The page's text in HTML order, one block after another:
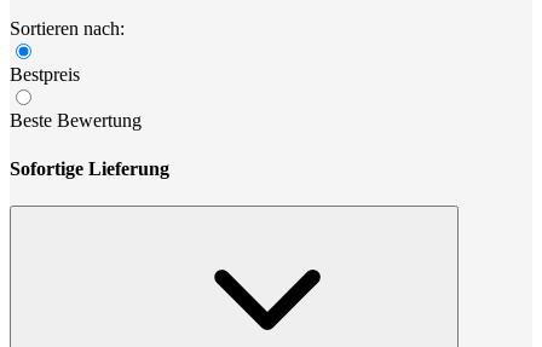
Sortieren nach:
Bestpreis
Beste Bewertung
Sofortige Lieferung